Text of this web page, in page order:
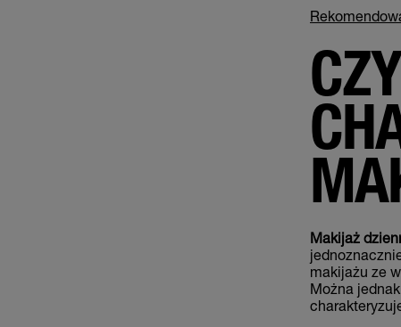
Makijaż
makijażu ze
Można